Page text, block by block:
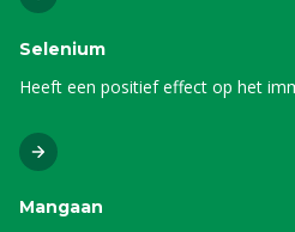
Selenium
Heeft een positief effect op het
Mangaan